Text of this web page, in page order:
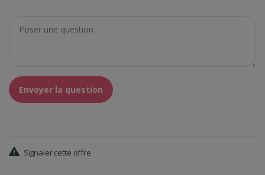
Envoyer la question
Signaler cette offre